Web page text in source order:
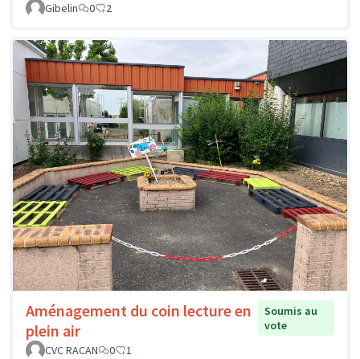
Gibelin
0 2
Aménagement du coin lecture en
plein air
Soumis au
vote
CVC RACAN
0 1